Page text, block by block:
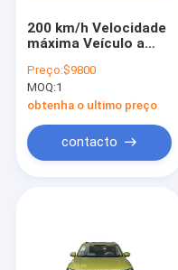
200 km/h Velocidade
máxima Veículo a
Coolray Bin Yue L
Preço:$9800
MOQ:1
obtenha o ultimo preço
contacto